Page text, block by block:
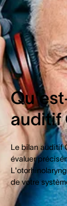
Dans cet
les
charge.
auditif
Le bilan auditif
évaluer
de votre